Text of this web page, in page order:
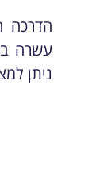
הדרכה
עשרה
ניתן